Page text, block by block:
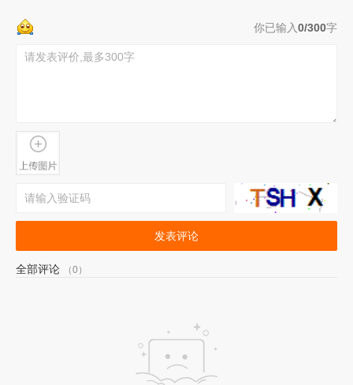
你已输入0/300字
发表评论
全部评论 （0）